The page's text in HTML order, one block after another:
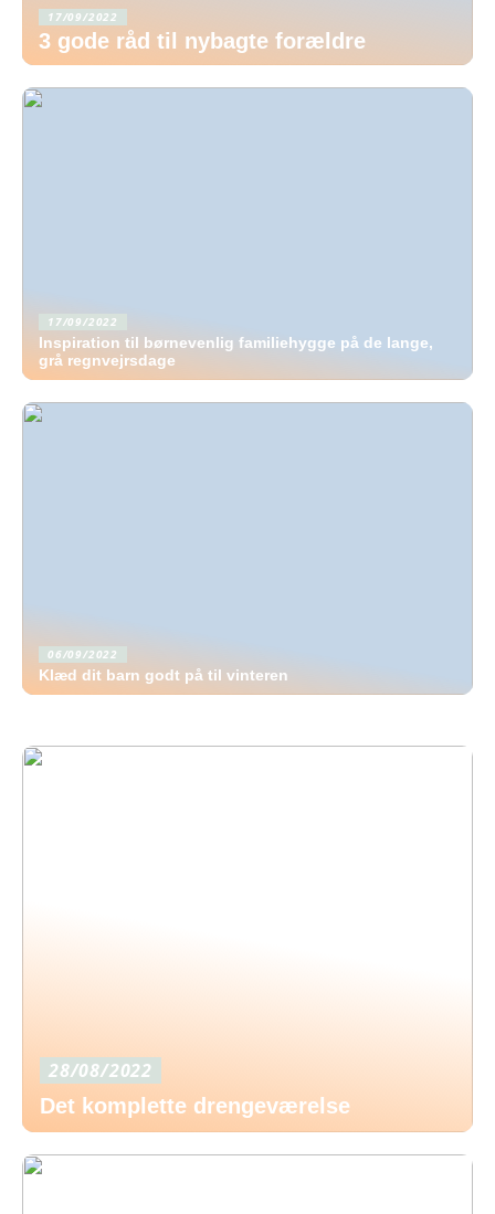
17/09/2022
3 gode råd til nybagte forældre
17/09/2022
Inspiration til børnevenlig familiehygge på de lange,
grå regnvejrsdage
06/09/2022
Klæd dit barn godt på til vinteren
28/08/2022
Det komplette drengeværelse